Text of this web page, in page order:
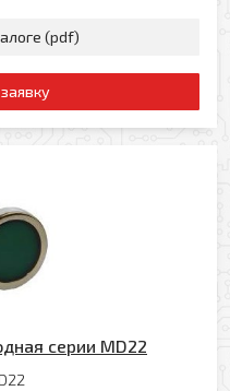
(pdf)
серии MD22